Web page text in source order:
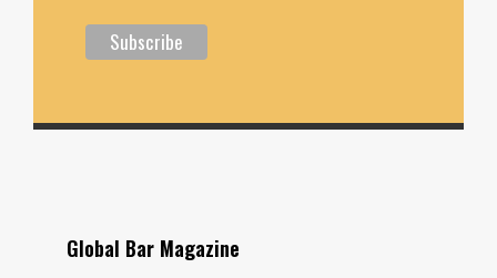
Global Bar Magazine